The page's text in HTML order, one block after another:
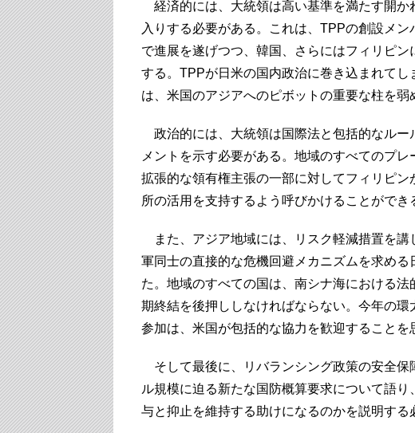
経済的には、大統領は高い基準を満たす開か
入りする必要がある。これは、TPPの創設メ
で進展を遂げつつ、韓国、さらにはフィリピ
する。TPPが日米の国内政治に巻き込まれて
は、米国のアジアへのピボットの重要な柱を弱
政治的には、大統領は国際法と包括的なルー
メントを示す必要がある。地域のすべてのプ
拡張的な領有権主張の一部に対してフィリピ
所の活用を支持するよう呼びかけることができ
また、アジア地域には、リスク軽減措置を講
軍同士の直接的な危機回避メカニズムを求め
た。地域のすべての国は、南シナ海における
期終結を後押ししなければならない。今年の
参加は、米国が包括的な協力を歓迎することを
そして最後に、リバランシング政策の安全保
ル規模に迫る新たな国防概算要求について語
与と抑止を維持する助けになるのかを説明する